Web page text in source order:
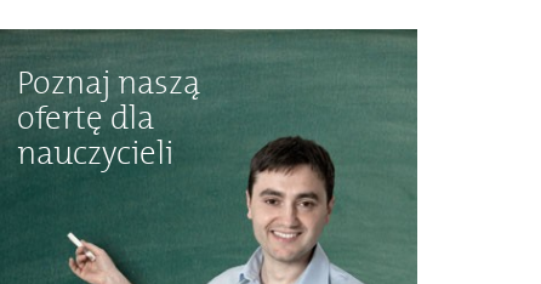
Poznaj naszą
ofertę dla
nauczycieli